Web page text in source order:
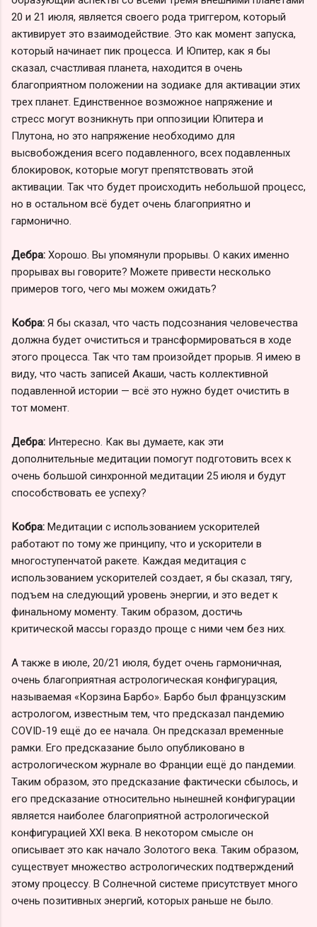
20 и 21 июля, является своего рода триггером, который
активирует это взаимодействие. Это как момент запуска,
который начинает пик процесса. И Юпитер, как я бы
сказал, счастливая планета, находится в очень
благоприятном положении на зодиаке для активации этих
трех планет. Единственное возможное напряжение и
стресс могут возникнуть при оппозиции Юпитера и
Плутона, но это напряжение необходимо для
высвобождения всего подавленного, всех подавленных
блокировок, которые могут препятствовать этой
активации. Так что будет происходить небольшой процесс,
но в остальном всё будет очень благоприятно и
гармонично.
Дебра: Хорошо. Вы упомянули прорывы. О каких именно
прорывах вы говорите? Можете привести несколько
примеров того, чего мы можем ожидать?
Кобра: Я бы сказал, что часть подсознания человечества
должна будет очиститься и трансформироваться в ходе
этого процесса. Так что там произойдет прорыв. Я имею в
виду, что часть записей Акаши, часть коллективной
подавленной истории — всё это нужно будет очистить в
тот момент.
Дебра: Интересно. Как вы думаете, как эти
дополнительные медитации помогут подготовить всех к
очень большой синхронной медитации 25 июля и будут
способствовать ее успеху?
Кобра: Медитации с использованием ускорителей
работают по тому же принципу, что и ускорители в
многоступенчатой ракете. Каждая медитация с
использованием ускорителей создает, я бы сказал, тягу,
подъем на следующий уровень энергии, и это ведет к
финальному моменту. Таким образом, достичь
критической массы гораздо проще с ними чем без них.
А также в июле, 20/21 июля, будет очень гармоничная,
очень благоприятная астрологическая конфигурация,
называемая «Корзина Барбо». Барбо был французским
астрологом, известным тем, что предсказал пандемию
COVID-19 ещё до ее начала. Он предсказал временные
рамки. Его предсказание было опубликовано в
астрологическом журнале во Франции ещё до пандемии.
Таким образом, это предсказание фактически сбылось, и
его предсказание относительно нынешней конфигурации
является наиболее благоприятной астрологической
конфигурацией XXI века. В некотором смысле он
описывает это как начало Золотого века. Таким образом,
существует множество астрологических подтверждений
этому процессу. В Солнечной системе присутствует много
очень позитивных энергий, которых раньше не было.